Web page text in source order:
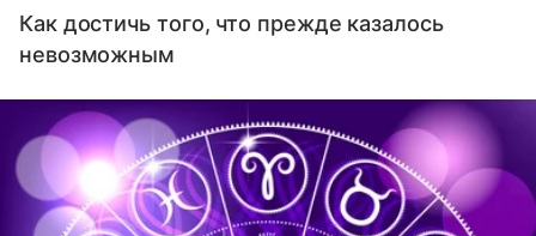
Как достичь того, что прежде казалось
невозможным